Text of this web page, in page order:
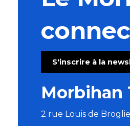
S'inscrire à la
Morbihan
2 rue Louis de